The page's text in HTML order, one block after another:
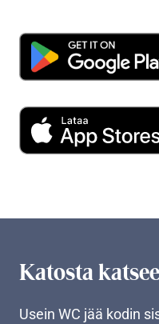
Katosta
Usein WC jää kodin